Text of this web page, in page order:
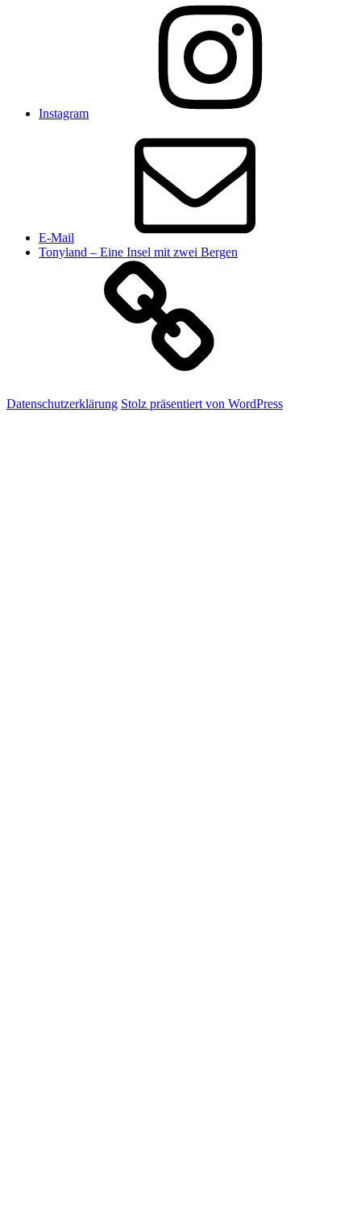
Instagram
E-Mail
Tonyland – Eine Insel mit zwei Bergen
Datenschutzerklärung Stolz präsentiert von WordPress